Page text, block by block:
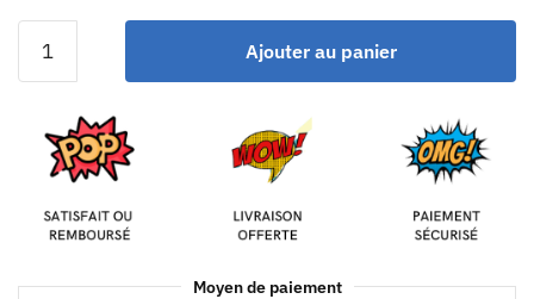
Ajouter au panier
Moyen de paiement